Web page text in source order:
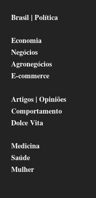
Brasil | Política
Economia
Negócios
Agronegócios
E-commerce
Artigos | Opiniões
Comportamento
Dolce Vita
Medicina
Saúde
Mulher